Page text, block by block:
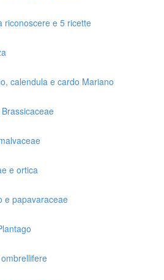
riconoscere e 5 ricette
calendula e cardo Mariano
e ortica
e papavaraceae